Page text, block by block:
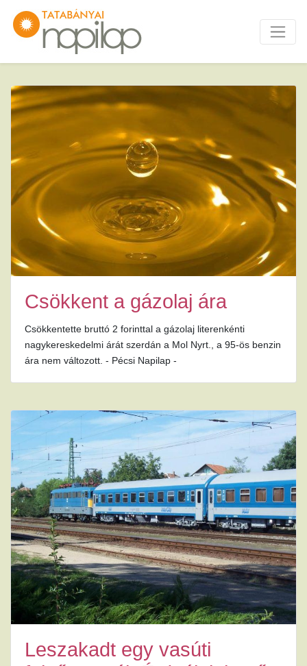
Csökkent a gázolaj ára
Csökkentette bruttó 2 forinttal a gázolaj literenkénti
nagykereskedelmi árát szerdán a Mol Nyrt., a 95-ös benzin
ára nem változott. - Pécsi Napilap -
Leszakadt egy vasúti